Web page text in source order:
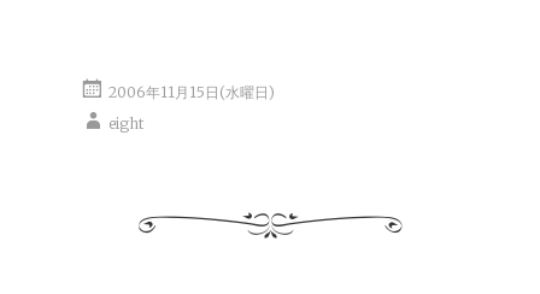
2006年11月15日(水曜日)
eight